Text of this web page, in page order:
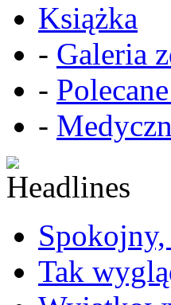
Książka
- Galeria
-
-
Tak